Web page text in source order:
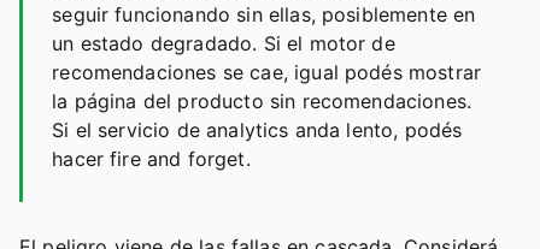
seguir funcionando sin ellas, posiblemente en
un estado degradado. Si el motor de
recomendaciones se cae, igual podés mostrar
la página del producto sin recomendaciones.
Si el servicio de analytics anda lento, podés
hacer fire and forget.